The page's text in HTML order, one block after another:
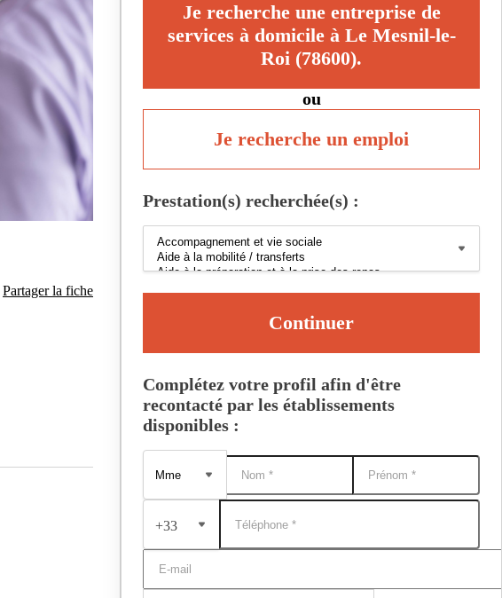
Partager la fiche
Je recherche une entreprise de
services à domicile à Le Mesnil-le-
Roi (78600).
ou
Je recherche un emploi
Prestation(s) recherchée(s) :
Continuer
Complétez votre profil afin d'être
recontacté par les établissements
disponibles :
+33